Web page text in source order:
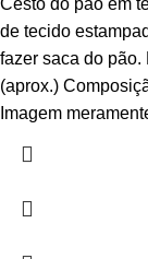
Cesto do pão em
de tecido
fazer saca do
(aprox.)
Imagem